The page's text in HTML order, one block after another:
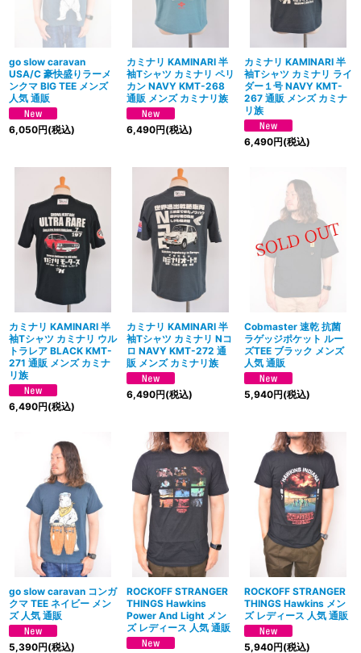
go slow caravan
USA/C 豪快盛りラーメ
ンクマ BIG TEE メンズ
人気 通販
6,050円(税込)
カミナリ KAMINARI 半
袖Tシャツ カミナリ ペリ
カン NAVY KMT-268
通販 メンズ カミナリ族
6,490円(税込)
カミナリ KAMINARI 半
袖Tシャツ カミナリ ライ
ダー１号 NAVY KMT-
267 通販 メンズ カミナ
リ族
6,490円(税込)
カミナリ KAMINARI 半
袖Tシャツ カミナリ ウル
トラレア BLACK KMT-
271 通販 メンズ カミナ
リ族
6,490円(税込)
カミナリ KAMINARI 半
袖Tシャツ カミナリ Nコ
ロ NAVY KMT-272 通
販 メンズ カミナリ族
6,490円(税込)
Cobmaster 速乾 抗菌
ラゲッジポケット ルー
ズTEE ブラック メンズ
人気 通販
5,940円(税込)
go slow caravan コンガ
クマ TEE ネイビー メン
ズ 人気 通販
5,390円(税込)
ROCKOFF STRANGER
THINGS Hawkins
Power And Light メン
ズ レディース 人気 通販
ROCKOFF STRANGER
THINGS Hawkins メン
ズ レディース 人気 通販
5,940円(税込)